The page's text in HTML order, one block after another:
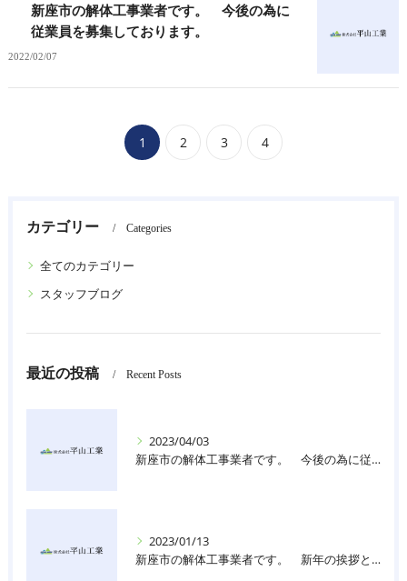
新座市の解体工事業者です。 今後の為に
従業員を募集しております。
2022/02/07
1 2 3 4
カテゴリー Categories
全てのカテゴリー
スタッフブログ
最近の投稿 Recent Posts
2023/04/03
新座市の解体工事業者です。 今後の為に従業員を募集しております。
2023/01/13
新座市の解体工事業者です。 新年の挨拶と共に、今後の為に従業員を募集しております。